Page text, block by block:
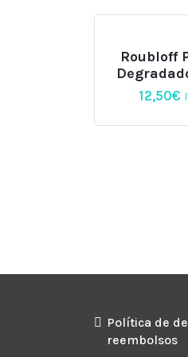
Roubloff
12,50€
Política de
reembolsos